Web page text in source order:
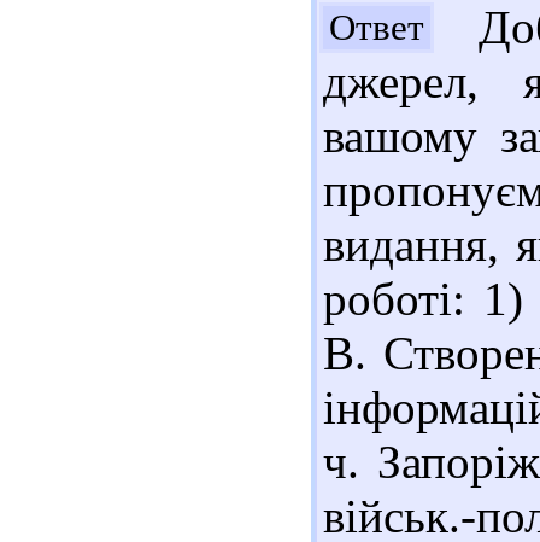
Ответ
джерел,
вашому
видання,
роботі:
В.
ч.
військ.-